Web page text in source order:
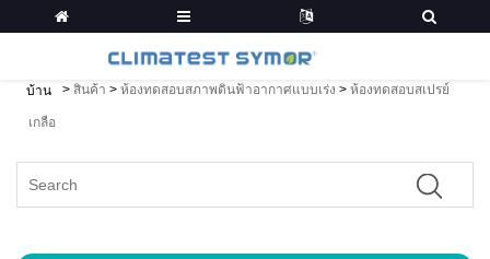
บ้าน > สินค้า > ห้องทดสอบสภาพดินฟ้าอากาศแบบเร่ง > ห้องทดสอบสเปรย์
เกลือ